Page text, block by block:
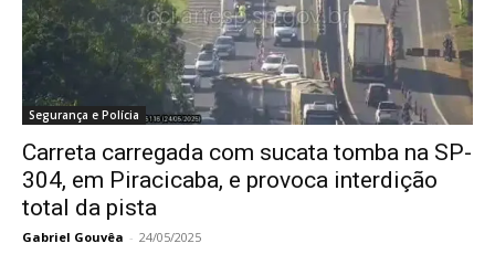
Segurança e Polícia
Carreta carregada com sucata tomba na SP-
304, em Piracicaba, e provoca interdição
total da pista
Gabriel Gouvêa - 24/05/2025